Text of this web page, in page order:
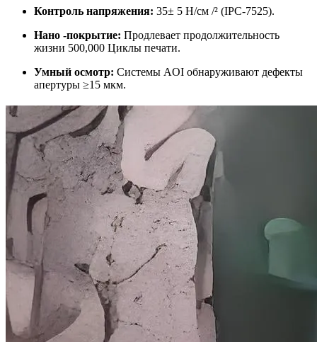
Контроль напряжения: 35± 5 Н/см /² (IPC-7525).
Нано -покрытие: Продлевает продолжительность
жизни 500,000 Циклы печати.
Умный осмотр: Системы AOI обнаруживают дефекты
апертуры ≥15 мкм.